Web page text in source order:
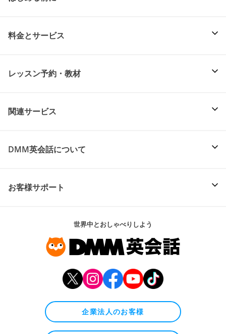
料金とサービス
レッスン予約・教材
関連サービス
DMM英会話について
お客様サポート
世界中とおしゃべりしよう
企業法人のお客様